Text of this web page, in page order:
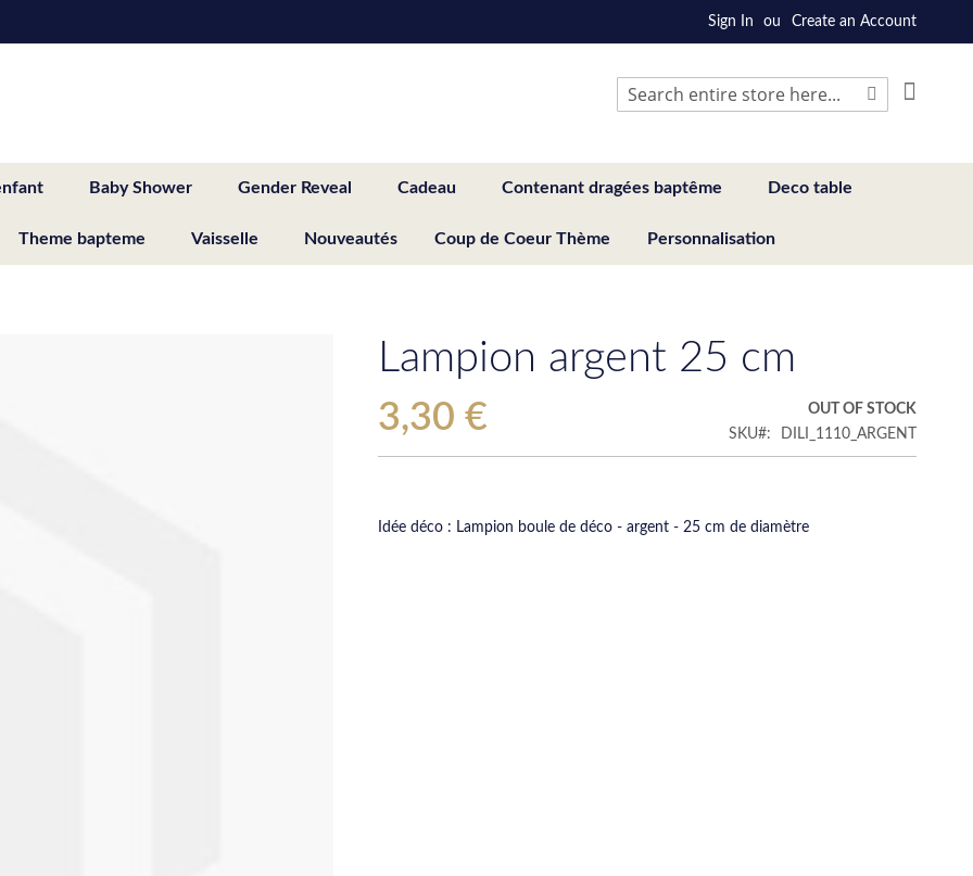
Sign In Create an Account
Search
Baby Shower Gender Reveal Cadeau Contenant dragées baptême Deco table
Theme bapteme Vaisselle Nouveautés Coup de Coeur Thème Personnalisation
Lampion argent 25 cm
3,30 €
OUT OF STOCK
SKU
DILI_1110_ARGENT
Idée déco : Lampion boule de déco - argent - 25 cm de diamètre